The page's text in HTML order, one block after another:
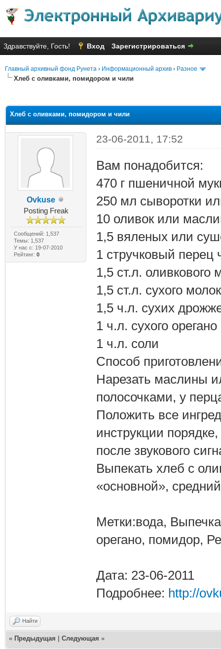
Здравствуйте, Гость! Вход Зарегистрироваться
Главный архивный фонд Рунета › Информационный архив › Разное
Хлеб с оливками, помидором и чили
Хлеб с оливками, помидором и чили
Ovkuse
Posting Freak
Сообщений: 1,537
Темы: 1,537
У нас с: 19-07-2010
Рейтинг: 0
23-06-2011, 17:52
Вам понадобится:
470 г пшеничной
250 мл сыворотки
10 оливок или
1,5 вяленых или
1 стручковый перец
1,5 ст.л. оливкового
1,5 ст.л. сухого
1,5 ч.л. сухих
1 ч.л. сухого орегано
1 ч.л. соли
Способ
Нарезать маслины
полосочками, у
Положить все
инструкции
после звукового
Выпекать хлеб с
«основной»,
Метки:вода,
орегано, помидор,
Дата: 23-06-2011
Подробнее: http://
Найти
« Предыдущая Следующая »